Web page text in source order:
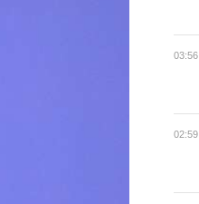
03:56
02:59